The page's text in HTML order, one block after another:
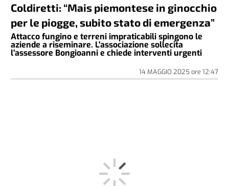
Coldiretti: “Mais piemontese in ginocchio
per le piogge, subito stato di emergenza”
Attacco fungino e terreni impraticabili spingono le
aziende a riseminare. L'associazione sollecita
l'assessore Bongioanni e chiede interventi urgenti
14 MAGGIO 2025ore 12:47